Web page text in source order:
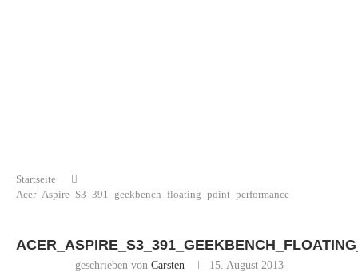
Startseite
Acer_Aspire_S3_391_geekbench_floating_point_performance
geschrieben von Carsten 15. August 2013